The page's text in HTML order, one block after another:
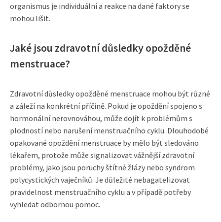
organismus je individuální a reakce na dané faktory se
mohou lišit.
Jaké jsou zdravotní důsledky opožděné
menstruace?
Zdravotní důsledky opožděné menstruace mohou být různé
a záleží na konkrétní příčině. Pokud je opoždění spojeno s
hormonální nerovnováhou, může dojít k problémům s
plodností nebo narušení menstruačního cyklu. Dlouhodobé
opakované opoždění menstruace by mělo být sledováno
lékařem, protože může signalizovat vážnější zdravotní
problémy, jako jsou poruchy štítné žlázy nebo syndrom
polycystických vaječníků. Je důležité nebagatelizovat
pravidelnost menstruačního cyklu a v případě potřeby
vyhledat odbornou pomoc.